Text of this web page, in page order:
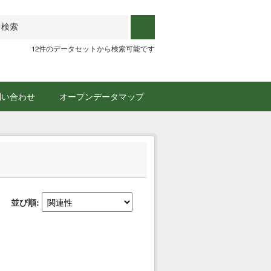
12件のデータセットから検索可能です
合わせ オープンデータマップ
並び順